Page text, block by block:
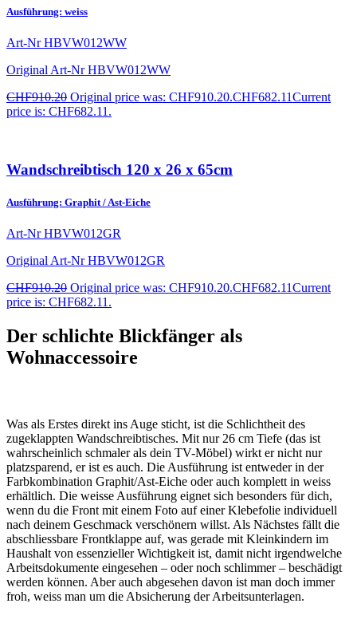
Ausführung: weiss
Art-NrHBVW012WW
Original Art-NrHBVW012WW
CHF910.20 Original price was: CHF910.20.CHF682.11Current
price is: CHF682.11.
Wandschreibtisch 120 x 26 x 65cm
Ausführung: Graphit / Ast-Eiche
Art-NrHBVW012GR
Original Art-NrHBVW012GR
CHF910.20 Original price was: CHF910.20.CHF682.11Current
price is: CHF682.11.
Der schlichte Blickfänger als
Wohnaccessoire
Was als Erstes direkt ins Auge sticht, ist die Schlichtheit des
zugeklappten Wandschreibtisches. Mit nur 26 cm Tiefe (das ist
wahrscheinlich schmaler als dein TV-Möbel) wirkt er nicht nur
platzsparend, er ist es auch. Die Ausführung ist entweder in der
Farbkombination Graphit/Ast-Eiche oder auch komplett in weiss
erhältlich. Die weisse Ausführung eignet sich besonders für dich,
wenn du die Front mit einem Foto auf einer Klebefolie individuell
nach deinem Geschmack verschönern willst. Als Nächstes fällt die
abschliessbare Frontklappe auf, was gerade mit Kleinkindern im
Haushalt von essenzieller Wichtigkeit ist, damit nicht irgendwelche
Arbeitsdokumente eingesehen – oder noch schlimmer – beschädigt
werden können. Aber auch abgesehen davon ist man doch immer
froh, weiss man um die Absicherung der Arbeitsunterlagen.